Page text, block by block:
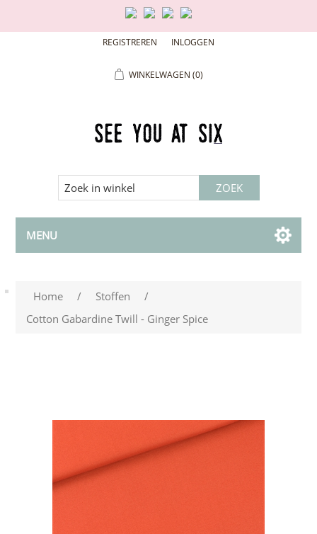
REGISTREREN INLOGGEN
WINKELWAGEN (0)
MENU
Home / Stoffen
/
Cotton Gabardine Twill - Ginger Spice